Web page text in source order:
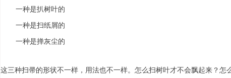
一种是扒树叶的
一种是扫纸屑的
一种是掸灰尘的
这三种扫帚的形状不一样，用法也不一样。怎么扫树叶才不会飘起来？怎